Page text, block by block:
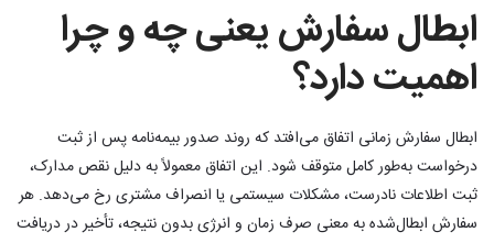
ابطال سفارش یعنی چه و چرا
اهمیت دارد؟
ابطال سفارش زمانی اتفاق می‌افتد که روند صدور بیمه‌نامه پس از ثبت
درخواست به‌طور کامل متوقف شود. این اتفاق معمولاً به دلیل نقص مدارک،
ثبت اطلاعات نادرست، مشکلات سیستمی یا انصراف مشتری رخ می‌دهد. هر
سفارش ابطال‌شده به معنی صرف زمان و انرژی بدون نتیجه، تأخیر در دریافت